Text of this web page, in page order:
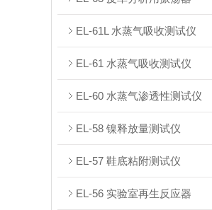
EL-61L 水蒸气吸收测试仪
EL-61 水蒸气吸收测试仪
EL-60 水蒸气渗透性测试仪
EL-58 镍释放量测试仪
EL-57 鞋底粘附测试仪
EL-56 实验室再生反应器